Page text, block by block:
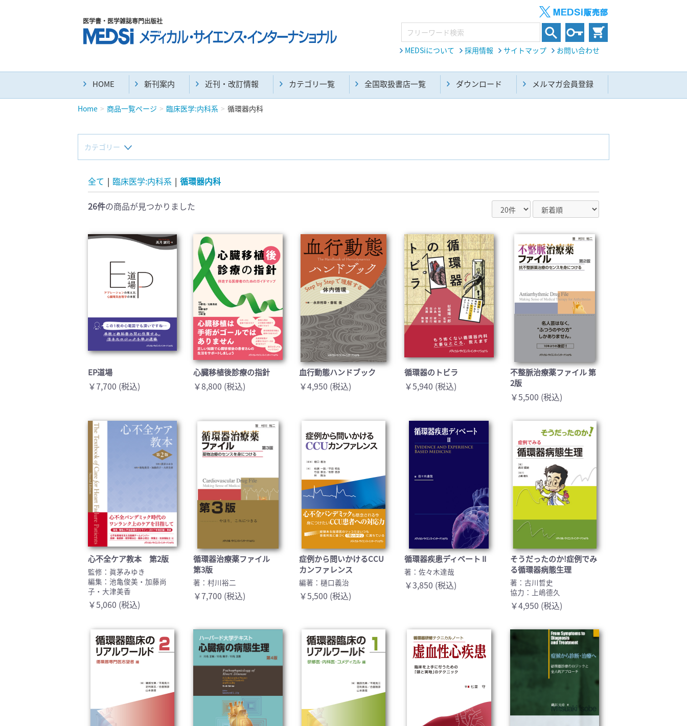
医学書・医学雑誌専門出版社
MEDSiについて 採用情報 サイトマップ お問い合わせ
HOME 新刊案内 近刊・改訂情報 カテゴリ一覧 全国取扱書店一覧 ダウンロード メルマガ会員登録
Home 商品一覧ページ 臨床医学:内科系 循環器内科
カテゴリー
新刊(直近6ヶ月)(23)
マニュアル(39) 生命科学・関連書籍(38)
臨床医学:一般(359) 臨床医学:外科系(249)
基礎医学(93)
自然科学(25) 看護学(21)
医療技術(16)
栄養学(0) 薬学(7)
保健・体育(1)
衛生・公衆衛生学(14)
医学一般(91) マルチメディア(0)
全て | 臨床医学:内科系 | 循環器内科
26件の商品が見つかりました
EP道場
￥7,700 (税込)
心臓移植後診療の指針
￥8,800 (税込)
血行動態ハンドブック
￥4,950 (税込)
循環器のトビラ
￥5,940 (税込)
不整脈治療薬ファイル 第
2版
￥5,500 (税込)
心不全ケア教本 第2版
監修：眞茅みゆき
編集：池亀俊美・加藤尚
子・大津美香
￥5,060 (税込)
循環器治療薬ファイル
第3版
著：村川裕二
￥7,700 (税込)
症例から問いかけるCCU
カンファレンス
編著：樋口義治
￥5,500 (税込)
循環器疾患ディベート II
著：佐々木達哉
￥3,850 (税込)
そうだったのか!症例でみ
る循環器病態生理
著：古川哲史
協力：上嶋德久
￥4,950 (税込)